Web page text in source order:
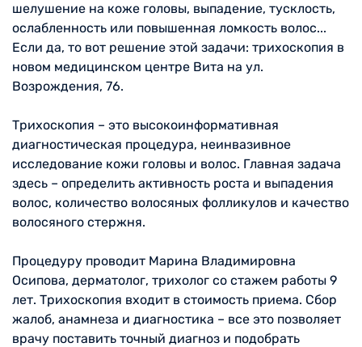
шелушение на коже головы, выпадение, тусклость,
ослабленность или повышенная ломкость волос...
Если да, то вот решение этой задачи: трихоскопия в
новом медицинском центре Вита на ул.
Возрождения, 76.
Трихоскопия – это высокоинформативная
диагностическая процедура, неинвазивное
исследование кожи головы и волос. Главная задача
здесь – определить активность роста и выпадения
волос, количество волосяных фолликулов и качество
волосяного стержня.
Процедуру проводит Марина Владимировна
Осипова, дерматолог, трихолог со стажем работы 9
лет. Трихоскопия входит в стоимость приема. Сбор
жалоб, анамнеза и диагностика – все это позволяет
врачу поставить точный диагноз и подобрать